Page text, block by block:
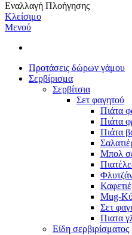
Εναλλαγή Πλοήγησης
Κλείσιμο
Μενού
Προτάσεις δώρων γάμου
Σερβίρισμα
Σερβίτσια
Σετ φαγητού
Πιάτα
Πιάτα
Πιάτα
Μπολ
Mug-
Σετ
Πιατα
Είδη σερβιρίσματος